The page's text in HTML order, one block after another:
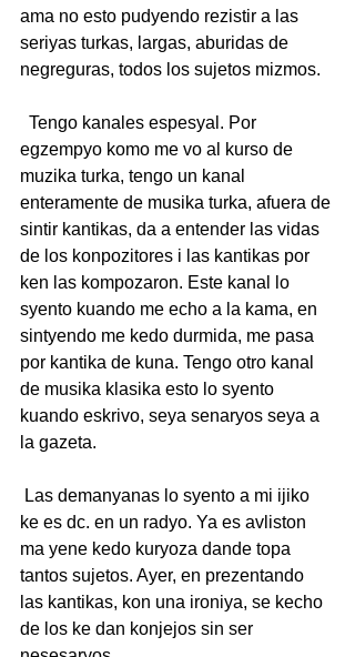
ama no esto pudyendo rezistir a las
seriyas turkas, largas, aburidas de
negreguras, todos los sujetos mizmos.
Tengo kanales espesyal. Por
egzempyo komo me vo al kurso de
muzika turka, tengo un kanal
enteramente de musika turka, afuera de
sintir kantikas, da a entender las vidas
de los konpozitores i las kantikas por
ken las kompozaron. Este kanal lo
syento kuando me echo a la kama, en
sintyendo me kedo durmida, me pasa
por kantika de kuna. Tengo otro kanal
de musika klasika esto lo syento
kuando eskrivo, seya senaryos seya a
la gazeta.
Las demanyanas lo syento a mi ijiko
ke es dc. en un radyo. Ya es avliston
ma yene kedo kuryoza dande topa
tantos sujetos. Ayer, en prezentando
las kantikas, kon una ironiya, se kecho
de los ke dan konjejos sin ser